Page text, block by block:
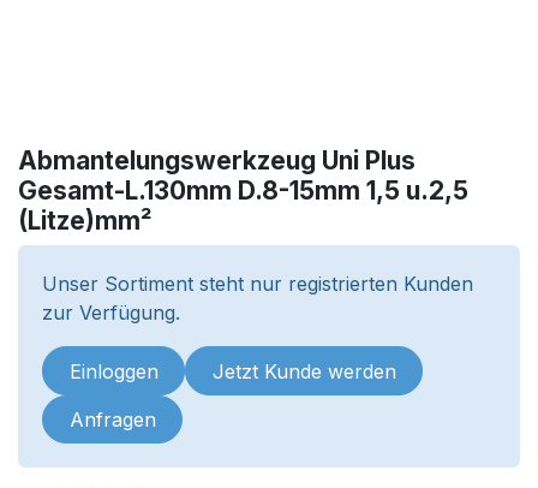
Abmantelungswerkzeug Uni Plus
Gesamt-L.130mm D.8-15mm 1,5 u.2,5
(Litze)mm²
Unser Sortiment steht nur registrierten Kunden
zur Verfügung.
Einloggen Jetzt Kunde werden
Anfragen